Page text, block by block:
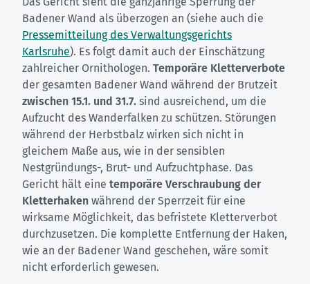
Badener Wand als überzogen an (siehe auch die
Pressemitteilung des Verwaltungsgerichts
Karlsruhe). Es folgt damit auch der Einschätzung
zahlreicher Ornithologen. Temporäre Kletterverbote
der gesamten Badener Wand während der Brutzeit
zwischen 15.1. und 31.7. sind ausreichend, um die
Aufzucht des Wanderfalken zu schützen. Störungen
während der Herbstbalz wirken sich nicht in
gleichem Maße aus, wie in der sensiblen
Nestgründungs-, Brut- und Aufzuchtphase. Das
Gericht hält eine temporäre Verschraubung der
Kletterhaken während der Sperrzeit für eine
wirksame Möglichkeit, das befristete Kletterverbot
durchzusetzen. Die komplette Entfernung der Haken,
wie an der Badener Wand geschehen, wäre somit
nicht erforderlich gewesen.